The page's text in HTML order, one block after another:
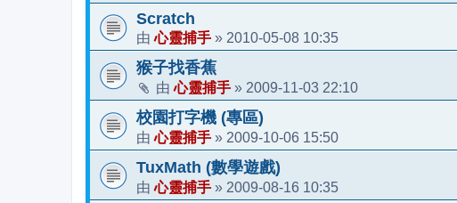
Scratch
由心靈捕手 » 2010-05-08 10:35
猴子找香蕉
由心靈捕手 » 2009-11-03 22:10
校園打字機 (專區)
由心靈捕手 » 2009-10-06 15:50
TuxMath (數學遊戲)
由心靈捕手 » 2009-08-16 10:35